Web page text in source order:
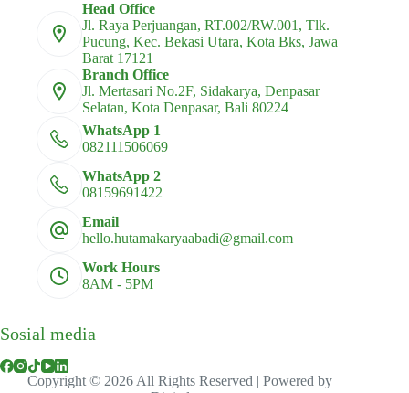
Head Office
Jl. Raya Perjuangan, RT.002/RW.001, Tlk.
Pucung, Kec. Bekasi Utara, Kota Bks, Jawa
Barat 17121
Branch Office
Jl. Mertasari No.2F, Sidakarya, Denpasar
Selatan, Kota Denpasar, Bali 80224
WhatsApp 1
082111506069
WhatsApp 2
08159691422
Email
hello.hutamakaryaabadi@gmail.com
Work Hours
8AM - 5PM
Sosial media
Copyright © 2026 All Rights Reserved | Powered by